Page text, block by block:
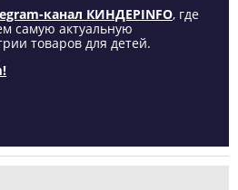
канал КИНДЕРINFO, где
самую актуальную
товаров для детей.